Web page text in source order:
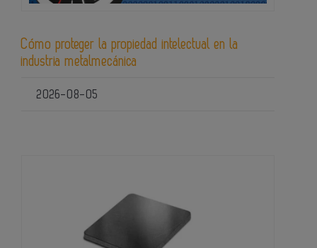
Cómo proteger la propiedad intelectual en la
industria metalmecánica
2026-08-05